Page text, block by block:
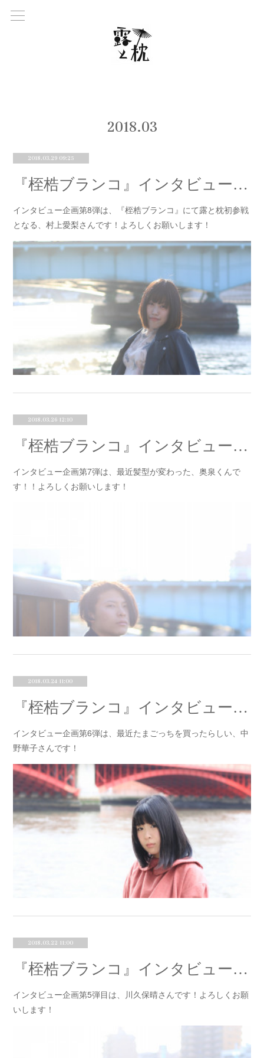
2018.03
2018.03.29 09:25
『桎梏ブランコ』インタビュー⑧村上愛梨
インタビュー企画第8弾は、『桎梏ブランコ』にて露と枕初参戦
となる、村上愛梨さんです！よろしくお願いします！
2018.03.26 12:10
『桎梏ブランコ』インタビュー⑦奥泉
インタビュー企画第7弾は、最近髪型が変わった、奥泉くんで
す！！よろしくお願いします！
2018.03.24 11:00
『桎梏ブランコ』インタビュー⑥中野華子
インタビュー企画第6弾は、最近たまごっちを買ったらしい、中
野華子さんです！
2018.03.22 11:00
『桎梏ブランコ』インタビュー⑤川久保晴
インタビュー企画第5弾目は、川久保晴さんです！よろしくお願
いします！